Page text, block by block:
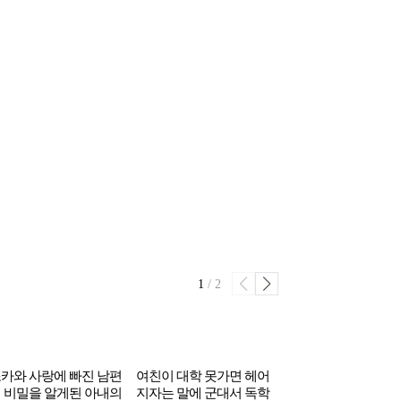
와 사랑에 빠진 남편
비밀을 알게된 아내의
여친이 대학 못가면 헤어
지자는 말에 군대서 독학
1 / 2